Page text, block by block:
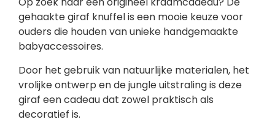
gehaakte giraf knuffel is een mooie keuze voor
ouders die houden van unieke handgemaakte
babyaccessoires.
Door het gebruik van natuurlijke materialen, het
vrolijke ontwerp en de jungle uitstraling is deze
giraf een cadeau dat zowel praktisch als
decoratief is.